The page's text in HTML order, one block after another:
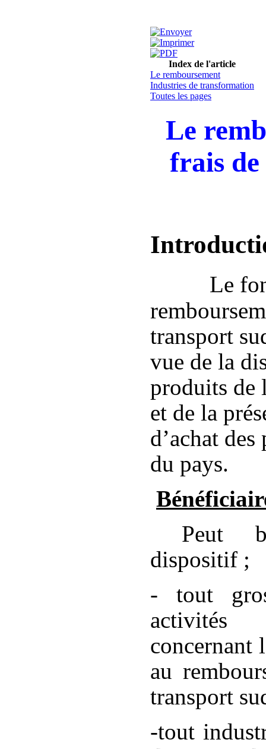
Index de l'article
Le remboursement
Industries de transformation
Toutes les pages
Le
frais
Le
transport
vue de la
produits de
et de la
d’achat
du pays.
Peut
dispositif ;
- tout
concernant
au
transport
-tout